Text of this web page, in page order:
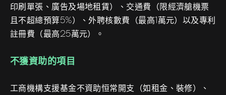
印刷單張、廣告及場地租賃）、交通費（限經濟艙機票
且不超總預算5%）、外聘核數費（最高1萬元）以及專利
註冊費（最高25萬元）。
不獲資助的項目
工商機構支援基金不資助恒常開支（如租金、裝修）、